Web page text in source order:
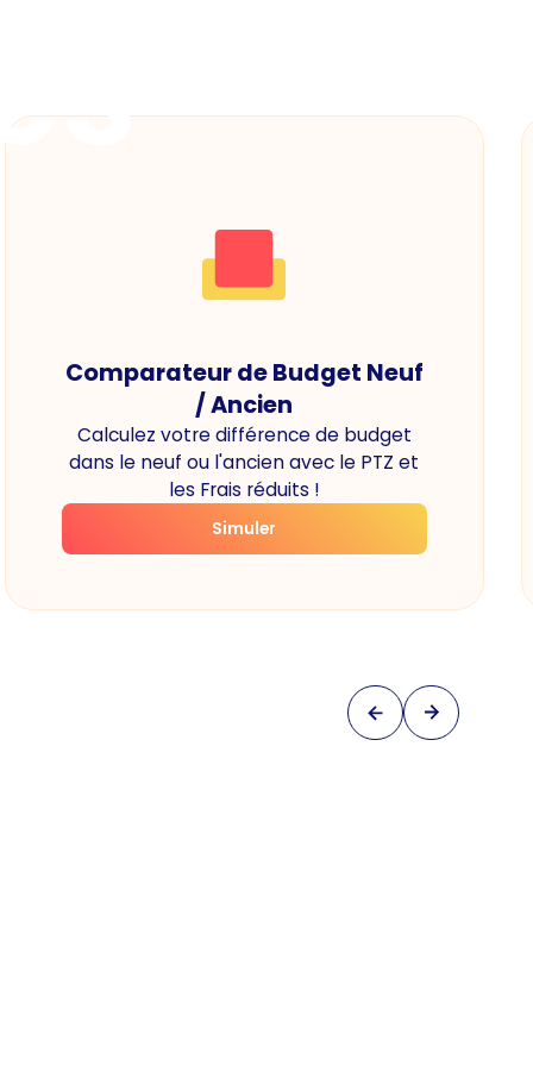
Comparateur de Budget Neuf
/ Ancien
Calculez votre différence de budget
dans le neuf ou l'ancien avec le PTZ et
les Frais réduits !
Simuler